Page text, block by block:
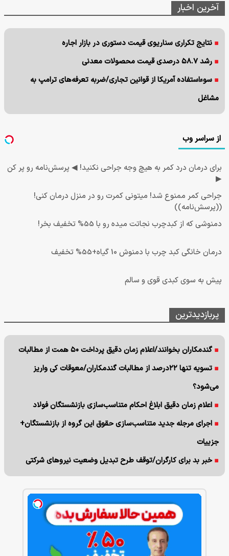
آخرین اخبار
نتایج تکراری سناریوی قیمت دستوری در بازار اجاره
رشد ۵۸.۷ درصدی قیمت محصولات معدنی
سوءاستفاده آمریکا از قوانین تجاری/ضربه تعرفه‌های ترامپ به
مشاغل
از سراسر وب
برای درمان درد کمر به هیچ وجه جراحی نکنید! ◀ پرسش‌نامه رو پر کن
▶
جراحی کمر ممنوع شد! میتونی کمرت رو در منزل درمان کنی!
((پرسش‌نامه))
دمنوشی که از کبدچرب نجاتت میده رو با 55% تخفیف بخر!
درمان خانگی کبد چرب با دمنوش 10 گیاه+55% تخفیف
پیش به سوی کبدی قوی و سالم
پربازدیدترین
گندمکاران بخوانند/اعلام زمان دقیق پرداخت ۵۰ همت از مطالبات
تسویه تنها ۲۲درصد از مطالبات گندمکاران/معوقات کی واریز
می‌شود؟
اعلام زمان دقیق ابلاغ احکام متناسب‌سازی بازنشستگان فولاد
اجرای مرجله جدید متناسب‌سازی حقوق این گروه از بازنشستگان+
جزییات
خبر بد برای کارگران/توقف طرح تبدیل وضعیت نیروهای شرکتی